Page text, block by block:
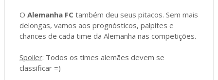
O Alemanha FC também deu seus pitacos. Sem mais
delongas, vamos aos prognósticos, palpites e
chances de cada time da Alemanha nas competições.
Spoiler: Todos os times alemães devem se
classificar =)